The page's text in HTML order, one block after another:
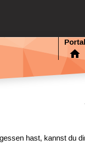
Portal
hast, kannst du